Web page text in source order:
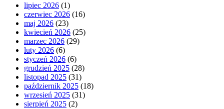
lipiec 2026 (1)
czerwiec 2026 (16)
maj 2026 (23)
kwiecień 2026 (25)
marzec 2026 (29)
luty 2026 (6)
styczeń 2026 (6)
grudzień 2025 (28)
listopad 2025 (31)
październik 2025 (18)
wrzesień 2025 (31)
sierpień 2025 (2)